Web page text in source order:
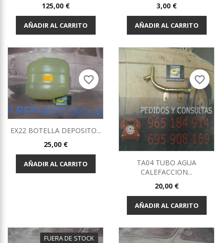
Precio
125,00 €
AÑADIR AL CARRITO
Precio
3,00 €
AÑADIR AL CARRITO
EX22 BOTELLA DEPOSITO...
Precio
25,00 €
AÑADIR AL CARRITO
favorite_border
TA04 TUBO AGUA
CALEFACCION...
Precio
20,00 €
AÑADIR AL CARRITO
favorite_border
FUERA DE STOCK